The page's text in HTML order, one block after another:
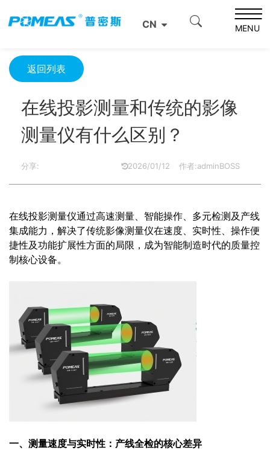
CN MENU
在线投影测量和传统的影像测量仪有什么区别？
返回列表
在线投影测量和传统的影像
测量仪有什么区别？
分享: 2026/01/12 作者:adminBOSS
在线投影测量仪通过高速测量、智能操作、多元检测及产线
集成能力，解决了传统影像测量仪在速度、实时性、操作便
捷性及功能扩展性方面的局限，成为智能制造时代的质量控
制核心设备。
一、测量速度与实时性：产线全检的核心差异